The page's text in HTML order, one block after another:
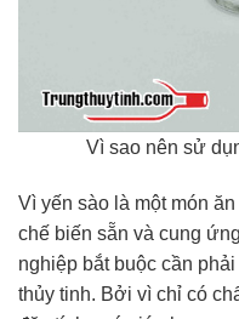
Vì sao nên sử
Vì yến sào là một món
chế biến sẵn và cung
nghiệp bắt buộc cần
thủy tinh. Bởi vì chỉ có